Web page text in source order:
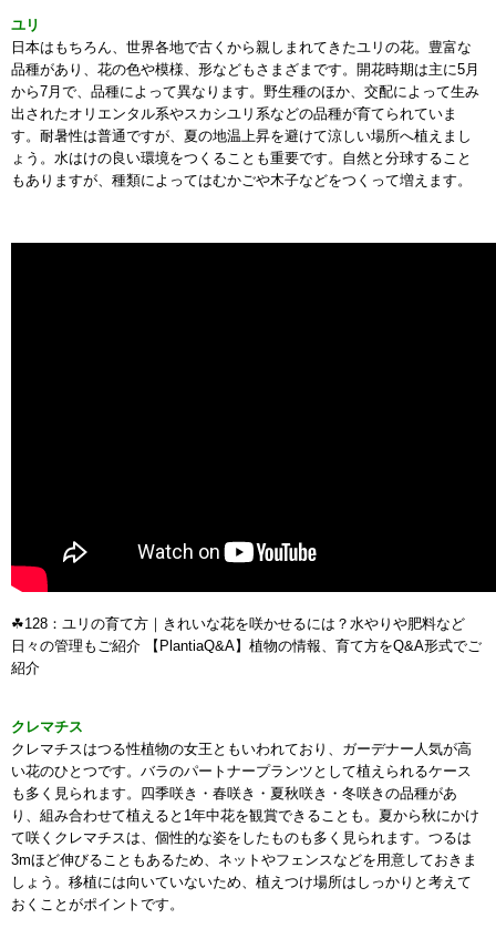
ユリ
日本はもちろん、世界各地で古くから親しまれてきたユリの花。豊富な
品種があり、花の色や模様、形などもさまざまです。開花時期は主に5月
から7月で、品種によって異なります。野生種のほか、交配によって生み
出されたオリエンタル系やスカシユリ系などの品種が育てられていま
す。耐暑性は普通ですが、夏の地温上昇を避けて涼しい場所へ植えまし
ょう。水はけの良い環境をつくることも重要です。自然と分球すること
もありますが、種類によってはむかごや木子などをつくって増えます。
☘128：ユリの育て方｜きれいな花を咲かせるには？水やりや肥料など
日々の管理もご紹介 【PlantiaQ&A】植物の情報、育て方をQ&A形式でご
紹介
クレマチス
クレマチスはつる性植物の女王ともいわれており、ガーデナー人気が高
い花のひとつです。バラのパートナープランツとして植えられるケース
も多く見られます。四季咲き・春咲き・夏秋咲き・冬咲きの品種があ
り、組み合わせて植えると1年中花を観賞できることも。夏から秋にかけ
て咲くクレマチスは、個性的な姿をしたものも多く見られます。つるは
3mほど伸びることもあるため、ネットやフェンスなどを用意しておきま
しょう。移植には向いていないため、植えつけ場所はしっかりと考えて
おくことがポイントです。